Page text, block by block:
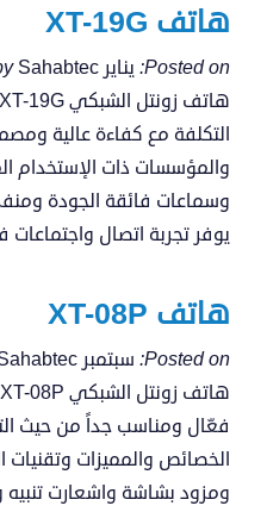
هاتف XT-19G
Posted on: يناير 11th, 2021Sahabtec
التكلفة مع كفاءة عالية
والمؤسسات ذات الإستخدام
وسماعات فائقة الجودة
يوفر تجربة اتصال
هاتف XT-08P
Posted on: سبتمبر 24th, 2020
فعّال ومناسب جداً من حيث
الخصائص والمميزات وتقنيات
ومزود بشاشة واشعارت